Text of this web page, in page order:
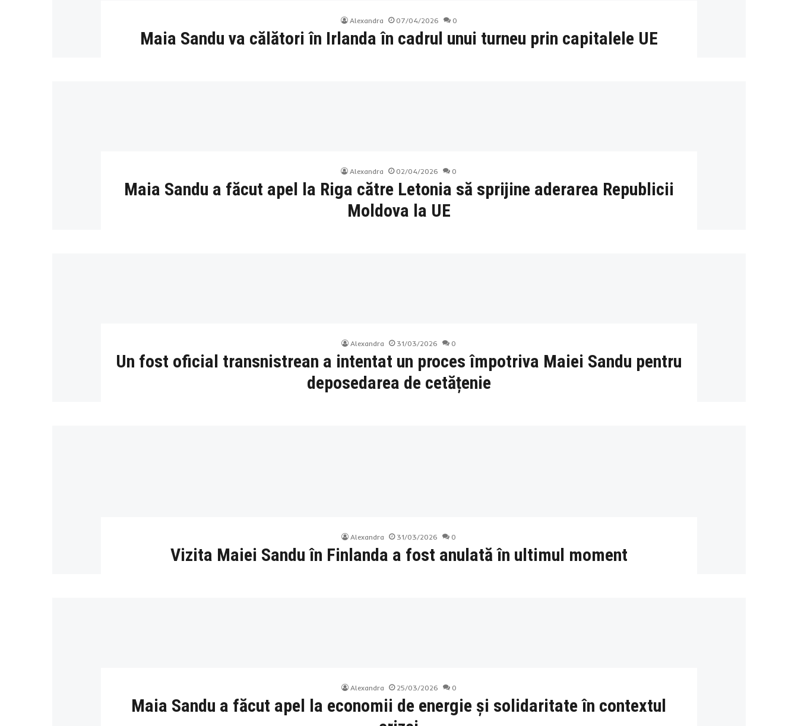
Alexandra 07/04/2026 0
Maia Sandu va călători în Irlanda în cadrul unui turneu prin capitalele UE
Alexandra 02/04/2026 0
Maia Sandu a făcut apel la Riga către Letonia să sprijine aderarea Republicii
Moldova la UE
Alexandra 31/03/2026 0
Un fost oficial transnistrean a intentat un proces împotriva Maiei Sandu pentru
deposedarea de cetățenie
Alexandra 31/03/2026 0
Vizita Maiei Sandu în Finlanda a fost anulată în ultimul moment
Alexandra 25/03/2026 0
Maia Sandu a făcut apel la economii de energie și solidaritate în contextul